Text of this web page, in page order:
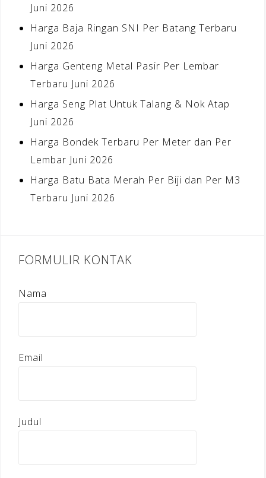
Juni 2026
Harga Baja Ringan SNI Per Batang Terbaru
Juni 2026
Harga Genteng Metal Pasir Per Lembar
Terbaru Juni 2026
Harga Seng Plat Untuk Talang & Nok Atap
Juni 2026
Harga Bondek Terbaru Per Meter dan Per
Lembar Juni 2026
Harga Batu Bata Merah Per Biji dan Per M3
Terbaru Juni 2026
FORMULIR KONTAK
Nama
Email
Judul